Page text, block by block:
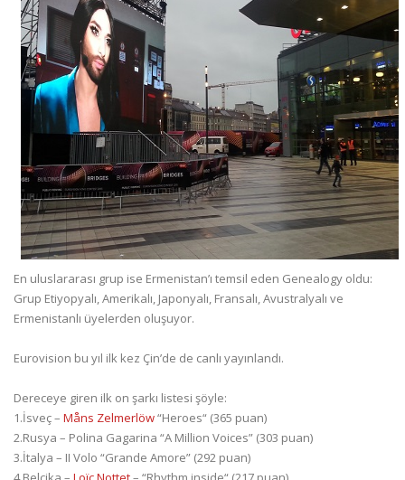
En uluslararası grup ise Ermenistan’ı temsil eden Genealogy oldu:
Grup Etiyopyalı, Amerikalı, Japonyalı, Fransalı, Avustralyalı ve
Ermenistanlı üyelerden oluşuyor.
Eurovision bu yıl ilk kez Çin’de de canlı yayınlandı.
Dereceye giren ilk on şarkı listesi şöyle:
1.İsveç – Måns Zelmerlöw“Heroes“ (365 puan)
2.Rusya – Polina Gagarina “A Million Voices” (303 puan)
3.İtalya – II Volo “Grande Amore” (292 puan)